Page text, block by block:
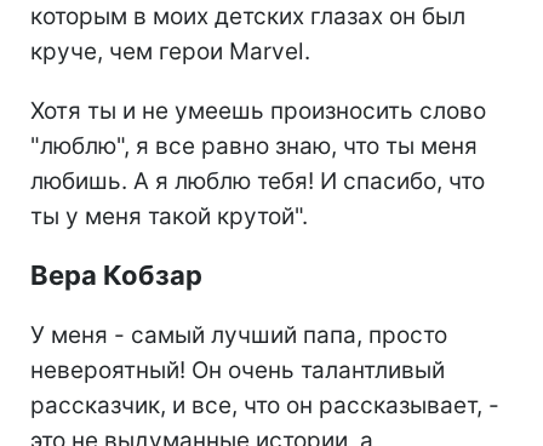
которым в моих детских глазах он был
круче, чем герои Marvel.
Хотя ты и не умеешь произносить слово
"люблю", я все равно знаю, что ты меня
любишь. А я люблю тебя! И спасибо, что
ты у меня такой крутой".
Вера Кобзар
У меня - самый лучший папа, просто
невероятный! Он очень талантливый
рассказчик, и все, что он рассказывает, -
это не выдуманные истории, а